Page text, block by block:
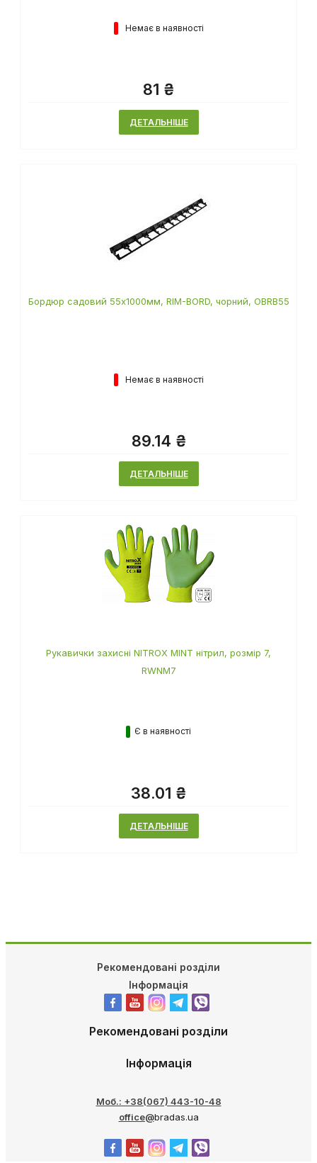
Немає в наявності
81 ₴
ДЕТАЛЬНІШЕ
Бордюр садовий 55х1000мм, RIM-BORD, чорний, OBRB55
Немає в наявності
89.14 ₴
ДЕТАЛЬНІШЕ
Рукавички захисні NITROX MINT нітрил, розмір 7,
RWNM7
Є в наявності
38.01 ₴
ДЕТАЛЬНІШЕ
Рекомендовані розділи
Інформація
Рекомендовані розділи
Інформація
Моб.: +38(067) 443-10-48
office@bradas.ua